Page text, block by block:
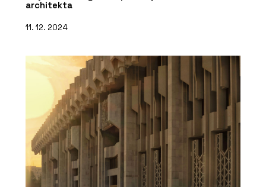
architekta
11. 12. 2024